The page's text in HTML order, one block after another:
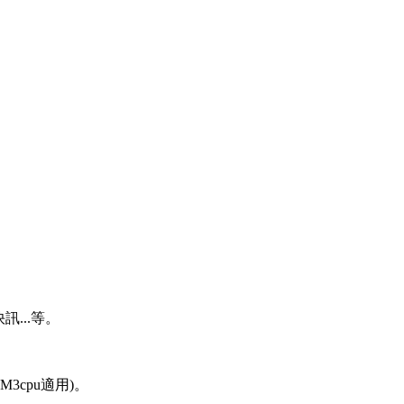
...等。
適用)。